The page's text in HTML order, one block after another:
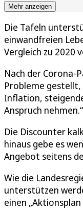
Mehr anzeigen
Die Tafeln
einwandfreien
Vergleich zu 2020
Nach der Corona-
Probleme
Inflation,
Anspruch nehmen.“
Die Discounter
hinaus gebe es
Angebot seitens
Wie die
unterstützen
einen